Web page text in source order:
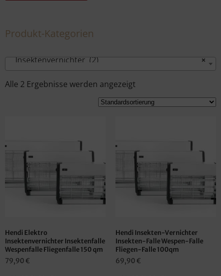
Produkt-Kategorien
×
Insektenvernichter (2)
Alle 2 Ergebnisse werden angezeigt
Hendi Elektro
Insektenvernichter Insektenfalle
Wespenfalle Fliegenfalle 150 qm
79,90 €
Hendi Insekten-Vernichter
Insekten-Falle Wespen-Falle
Fliegen-Falle 100qm
69,90 €